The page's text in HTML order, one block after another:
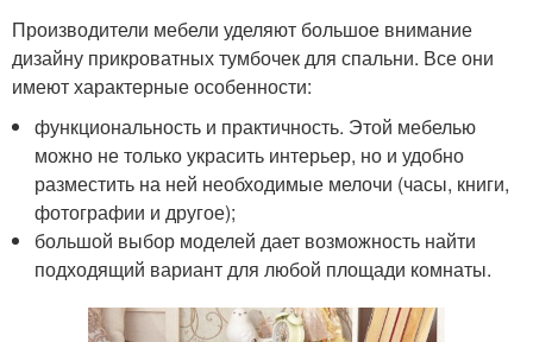
Производители мебели уделяют большое внимание
дизайну прикроватных тумбочек для спальни. Все они
имеют характерные особенности:
функциональность и практичность. Этой мебелью
можно не только украсить интерьер, но и удобно
разместить на ней необходимые мелочи (часы, книги,
фотографии и другое);
большой выбор моделей дает возможность найти
подходящий вариант для любой площади комнаты.